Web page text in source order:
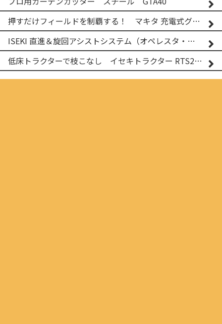
押すだけフィールドを制覇する！ マキタ 充電式グランドトリマー MUG001G
ISEKI 直進＆旋回アシストシステム（オペレスタ・ターン）搭載 イセキ 乗用田植機 PRJ8D-ZJL
低床トラクターで枝こなし イセキトラクター RTS205NS & フレールモア FNC1202F